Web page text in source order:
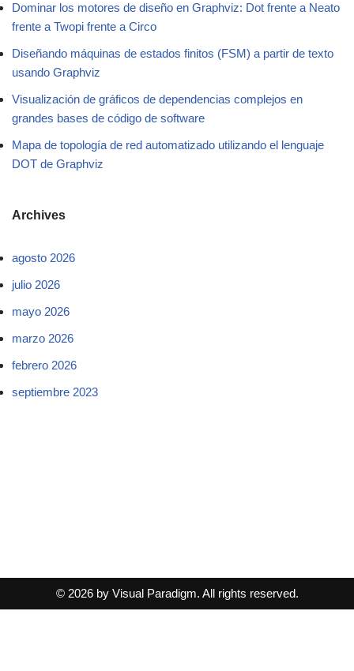
Dominar los motores de diseño en Graphviz: Dot frente a Neato
frente a Twopi frente a Circo
Diseñando máquinas de estados finitos (FSM) a partir de texto
usando Graphviz
Visualización de gráficos de dependencias complejos en
grandes bases de código de software
Mapa de topología de red automatizado utilizando el lenguaje
DOT de Graphviz
Archives
agosto 2026
julio 2026
mayo 2026
marzo 2026
febrero 2026
septiembre 2023
© 2026 by Visual Paradigm. All rights reserved.